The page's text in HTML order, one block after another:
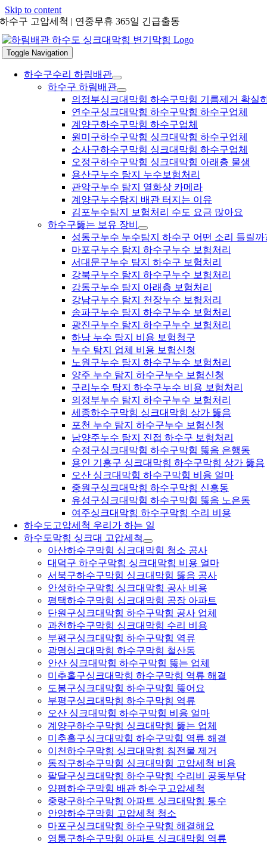
Skip to content
하수구 고압세척 | 연중무휴 365일 긴급출동
Toggle Navigation
하수구수리 하림배관
하수구 하림배관
의정부싱크대막힘 하수구막힘 기름제거 확실
연수구싱크대막힘 하수구막힘 하수구업체
계양구하수구막힘 하수구업체
원미구하수구막힘 싱크대막힘 하수구업체
소사구하수구막힘 싱크대막힘 하수구업체
오정구하수구막힘 싱크대막힘 아래층 물샘
용산구누수 탐지 누수보험처리
관악구누수 탐지 열화상 카메라
계양구누수탐지 배관 터지는 이유
김포누수탐지 보험처리 수도 요금 많아요
하수구뚫는 보유 장비
성동구누수 누수탐지 하수구 어떤 소리 들릴까
마포구누수 탐지 하수구누수 보험처리
서대문구누수 탐지 하수구 보험처리
강북구누수 탐지 하수구누수 보험처리
강동구누수 탐지 아래층 보험처리
강남구누수 탐지 천장누수 보험처리
송파구누수 탐지 하수구누수 보험처리
광진구누수 탐지 하수구누수 보험처리
하남 누수 탐지 비용 보험청구
누수 탐지 업체 비용 보험신청
노원구누수 탐지 하수구누수 보험처리
양주 누수 탐지 하수구누수 보험신청
구리누수 탐지 하수구누수 비용 보험처리
의정부누수 탐지 하수구누수 보험처리
세종하수구막힘 싱크대막힘 상가 뚫음
포천 누수 탐지 하수구누수 보험신청
남양주누수 탐지 진접 하수구 보험처리
수정구싱크대막힘 하수구막힘 뚫음 은행동
용인 기흥구 싱크대막힘 하수구막힘 상가 뚫음
오산 싱크대막힘 하수구막힘 비용 얼마
중원구싱크대막힘 하수구막힘 신흥동
유성구싱크대막힘 하수구막힘 뚫음 노은동
여주싱크대막힘 하수구막힘 수리 비용
하수도고압세척 우리가 하는 일
하수도막힘 싱크대 고압세척
아산하수구막힘 싱크대막힘 청소 공사
대덕구 하수구막힘 싱크대막힘 비용 얼마
서북구하수구막힘 싱크대막힘 뚫음 공사
안성하수구막힘 싱크대막힘 공사 비용
평택하수구막힘 싱크대막힘 공장 아파트
단원구싱크대막힘 하수구막힘 공사 업체
과천하수구막힘 싱크대막힘 수리 비용
부평구싱크대막힘 하수구막힘 역류
광명싱크대막힘 하수구막힘 철산동
안산 싱크대막힘 하수구막힘 뚫는 업체
미추홀구싱크대막힘 하수구막힘 역류 해결
도봉구싱크대막힘 하수구막힘 뚫어요
부평구싱크대막힘 하수구막힘 역류
오산 싱크대막힘 하수구막힘 비용 얼마
계양구하수구막힘 싱크대막힘 뚫는 업체
미추홀구싱크대막힘 하수구막힘 역류 해결
이천하수구막힘 싱크대막힘 침전물 제거
동작구하수구막힘 싱크대막힘 고압세척 비용
팔달구싱크대막힘 하수구막힘 수리비 공동부담
양평하수구막힘 배관 하수구고압세척
중랑구하수구막힘 아파트 싱크대막힘 통수
안양하수구막힘 고압세척 청소
마포구싱크대막힘 하수구막힘 해결해요
영통구하수구막힘 아파트 싱크대막힘 역류